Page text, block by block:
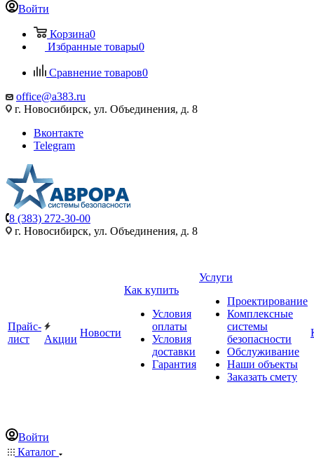
Войти
Корзина0
Избранные товары0
Сравнение товаров0
office@a383.ru
г. Новосибирск, ул. Объединения, д. 8
Вконтакте
Telegram
8 (383) 272-30-00
г. Новосибирск, ул. Объединения, д. 8
Прайс-
лист
Акции
Новости
Как купить
Условия
оплаты
Условия
доставки
Гарантия
Услуги
Проектирование
Комплексные
системы
безопасности
Обслуживание
Наши объекты
Заказать смету
Войти
Каталог